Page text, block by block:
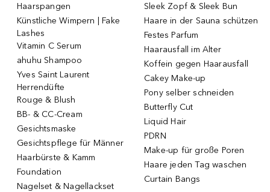
Haarspangen
Künstliche Wimpern | Fake
Lashes
Vitamin C Serum
ahuhu Shampoo
Yves Saint Laurent
Herrendüfte
Rouge & Blush
BB- & CC-Cream
Gesichtsmaske
Gesichtspflege für Männer
Haarbürste & Kamm
Foundation
Nagelset & Nagellackset
Sleek Zopf & Sleek Bun
Haare in der Sauna schützen
Festes Parfum
Haarausfall im Alter
Koffein gegen Haarausfall
Cakey Make-up
Pony selber schneiden
Butterfly Cut
Liquid Hair
PDRN
Make-up für große Poren
Haare jeden Tag waschen
Curtain Bangs